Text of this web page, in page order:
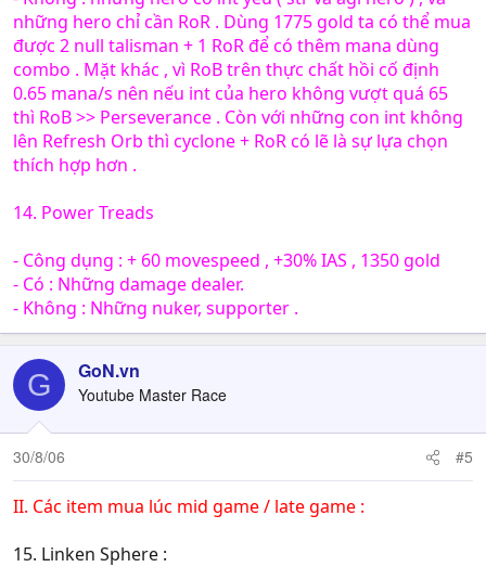
những hero chỉ cần RoR . Dùng 1775 gold ta có thể mua
được 2 null talisman + 1 RoR để có thêm mana dùng
combo . Mặt khác , vì RoB trên thực chất hồi cố định
0.65 mana/s nên nếu int của hero không vượt quá 65
thì RoB >> Perseverance . Còn với những con int không
lên Refresh Orb thì cyclone + RoR có lẽ là sự lựa chọn
thích hợp hơn .
14. Power Treads
- Công dụng : + 60 movespeed , +30% IAS , 1350 gold
- Có : Những damage dealer.
- Không : Những nuker, supporter .
G GoN.vn
Youtube Master Race
30/8/06 #5
II. Các item mua lúc mid game / late game :
15. Linken Sphere :